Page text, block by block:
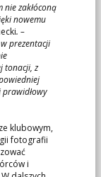
nie zakłóconą
nowemu
. –
prezentacji
tonacji, z
klubowym,
fotografii
i